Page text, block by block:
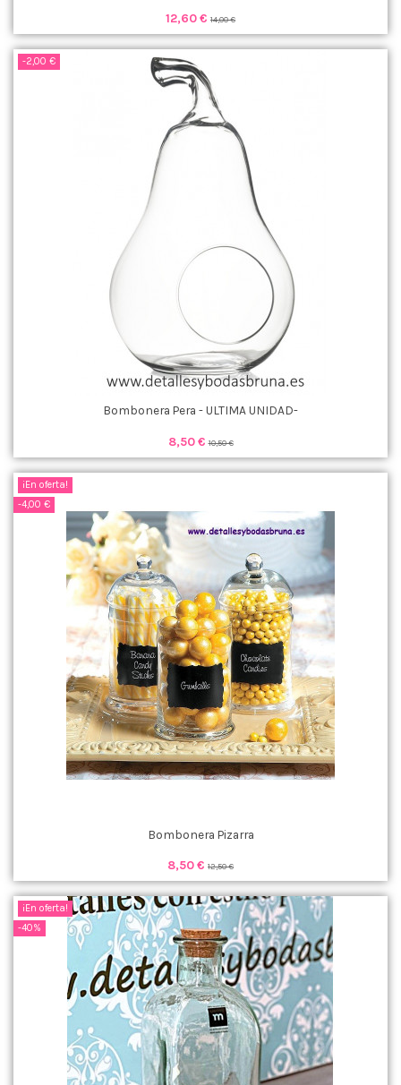
12,60 € 14,00 €
-2,00 €
Bombonera Pera - ULTIMA UNIDAD-
8,50 €10,50 €
¡En oferta!
-4,00 €
Bombonera Pizarra
8,50 € 12,50 €
¡En oferta!
-40%